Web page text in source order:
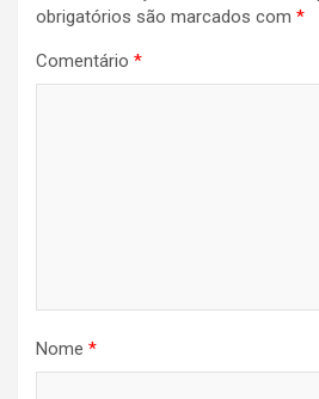
obrigatórios são marcados com *
Comentário *
Nome *